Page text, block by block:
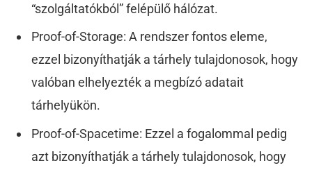
“szolgáltatókból” felépülő hálózat.
Proof-of-Storage: A rendszer fontos eleme,
ezzel bizonyíthatják a tárhely tulajdonosok, hogy
valóban elhelyezték a megbízó adatait
tárhelyükön.
Proof-of-Spacetime: Ezzel a fogalommal pedig
azt bizonyíthatják a tárhely tulajdonosok, hogy